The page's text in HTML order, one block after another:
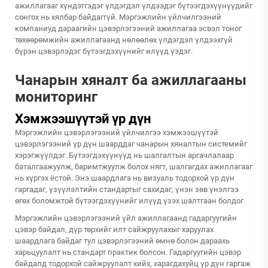
ажиллагааг хүндэтгэдэг үлдэгдэл үлдээдэг бүтээгдэхүүнүүдийг
сонгох нь хялбар байдаггүй. Мэргэжлийн үйлчилгээний
компаниуд дараагийн цэвэрлэгээний ажиллагаа эсвэл тоног
төхөөрөмжийн ажиллагаанд нөлөөлөх үлдэгдэл үлдээхгүй
бүрэн цэвэрлэдэг бүтээгдэхүүнийг илүүд үздэг.
Чанарын хяналт ба ажиллагааны
мониторинг
Хэмжээшүүтэй үр дүн
Мэргэжлийн цэвэрлэгээний үйлчилгээ хэмжээшүүтэй
цэвэрлэгээний үр дүн шаарддаг чанарын хяналтын системийг
хэрэгжүүлдэг. Бүтээгдэхүүнүүд нь шалгалтын аргачлалаар
баталгаажуулж, баримтжуулж болох нягт, шалгагдах ажиллагааг
нь хүргэх ёстой. Энэ шаардлага нь визуаль тодорхой үр дүн
гаргадаг, үзүүлэлтийн стандартыг сахидаг, үнэн зөв үнэлгээ
өгөх боломжтой бүтээгдэхүүнийг илүүд үзэх шалтгаан болдог.
Мэргэжлийн цэвэрлэгээний үйл ажиллагаанд гадаргуугийн
цэвэр байдал, дүр төрхийг илт сайжруулахыг харуулах
шаардлага байдаг тул цэвэрлэгээний өмнө болон дараахь
харьцуулалт нь стандарт практик болсон. Гадаргуугийн цэвэр
байдалд тодорхой сайжруулалт хийх, харагдахуйц үр дүн гаргаж